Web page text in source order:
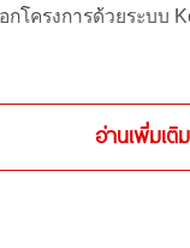
กโครงการด้วยระบ
อ่านเพิ่มเติม